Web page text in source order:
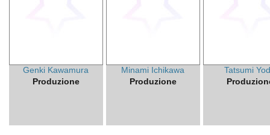
Genki Kawamura
Produzione
Minami Ichikawa
Produzione
Tatsumi